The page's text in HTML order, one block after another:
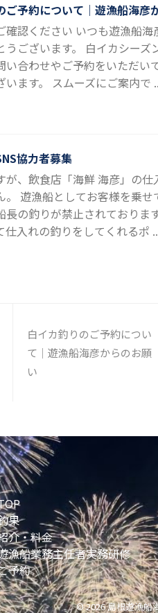
ご予約について｜遊漁船海彦
確認ください いつも遊漁船海
うございます。 白イカシーズ
い合わせやご予約をいただい
います。 スムーズにご案内で
協力者募集
が、飲食店「海鮮 海彦」の仕
。 遊漁船としてお客様を乗せ
長の釣りが禁止されておりま
仕入れの釣りをしてくれるポ
白イカ釣りのご予約につい
て｜遊漁船海彦からのお願
い
果
介・料金
漁船業務主任者実務研修
予約
© 2026 島根遊漁船